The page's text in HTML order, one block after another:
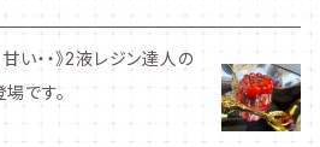
い・・》2液レジン達人の
です。